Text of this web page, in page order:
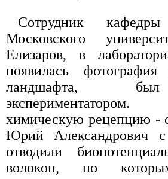
Сотрудник кафедры
Московского
Елизаров, в
появилась фотография
ландшафта,
химическую рецепцию -
Юрий Александрович с
отводили
волокон, по